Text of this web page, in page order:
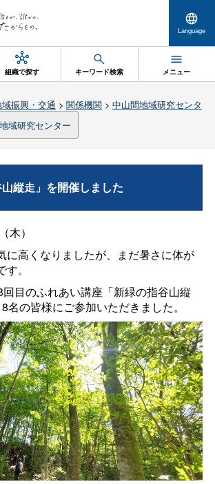
Language
組織で探す キーワード検索 メニュー
振興・交通 > 関係機関> 中山間地域研究センタ
域研究センター
山縦走」を開催しました
木）
に高くなりましたが、まだ暑さに体が
。
目のふれあい講座「新緑の指谷山縦
名の皆様にご参加いただきました。